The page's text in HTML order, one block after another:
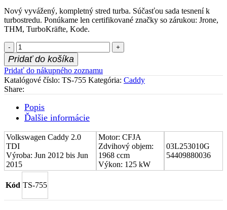
Nový vyvážený, kompletný stred turba. Súčasťou sada tesnení k
turbostredu. Ponúkame len certifikované značky so zárukou: Jrone,
THM, TurboKräfte, Kode.
množstvo
Stred
turboduchadla
(CHRA)
Volkswagen
Caddy
TDI
03L253010G
Pridať do košíka
Pridať do nákupného zoznamu
Katalógové číslo: TS-755 Kategória: Caddy
Share:
Popis
Ďalšie informácie
Volkswagen Caddy 2.0
TDI
Výroba: Jun 2012 bis Jun
2015
Motor: CFJA
Zdvihový objem:
1968 ccm
Výkon: 125 kW
03L253010G
54409880036
Kód TS-755